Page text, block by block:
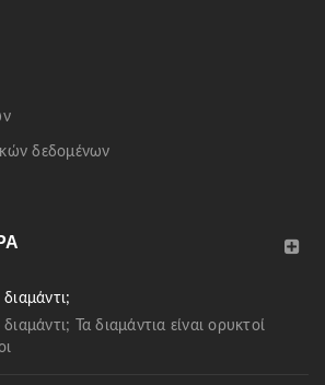
δεδομένων
διαμάντι;
διαμάντι; Τα διαμάντια είναι ορυκτοί